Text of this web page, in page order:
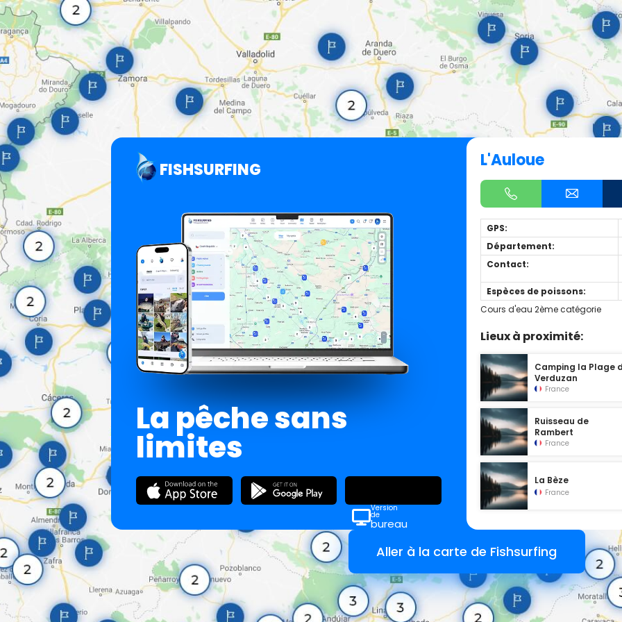
FISHSURFING
La pêche sans
limites
Version
de
bureau
L'Auloue
GPS:
Département:
Contact:
Espèces de poissons:
Cours d'eau 2ème catégorie
Lieux à proximité:
Camping la Plage
Verduzan
France
Ruisseau de
Rambert
France
La Bèze
France
Aller à la carte de Fishsurfing